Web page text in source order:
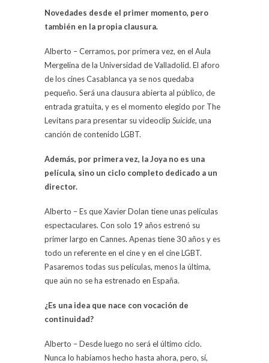
Novedades desde el primer momento, pero
también en la propia clausura.
Alberto – Cerramos, por primera vez, en el Aula
Mergelina de la Universidad de Valladolid. El aforo
de los cines Casablanca ya se nos quedaba
pequeño. Será una clausura abierta al público, de
entrada gratuita, y es el momento elegido por The
Levitans para presentar su videoclip Suicide, una
canción de contenido LGBT.
Además, por primera vez, la Joya no es una
película, sino un ciclo completo dedicado a un
director.
Alberto – Es que Xavier Dolan tiene unas películas
espectaculares. Con solo 19 años estrenó su
primer largo en Cannes. Apenas tiene 30 años y es
todo un referente en el cine y en el cine LGBT.
Pasaremos todas sus películas, menos la última,
que aún no se ha estrenado en España.
¿Es una idea que nace con vocación de
continuidad?
Alberto – Desde luego no será el último ciclo.
Nunca lo habíamos hecho hasta ahora, pero, sí,